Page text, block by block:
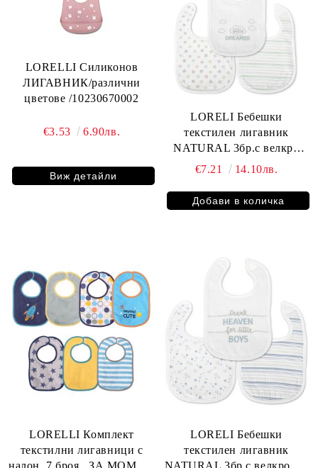
LORELLI Силиконов
ЛИГАВНИК/различни
цветове /10230670002
€3.53 6.90лв.
Виж детайли
LORELI Бебешки
текстилен лигавник
NATURAL 3бр.с велкро
УНИСЕКС 10260290001
€7.21 14.10лв.
LORELLI Комплект
текстилни лигавници с
налон ,7 броя , ЗА МОМЧЕ,
LORELI Бебешки
текстилен лигавник
NATURAL 3бр.с велкро ЗА